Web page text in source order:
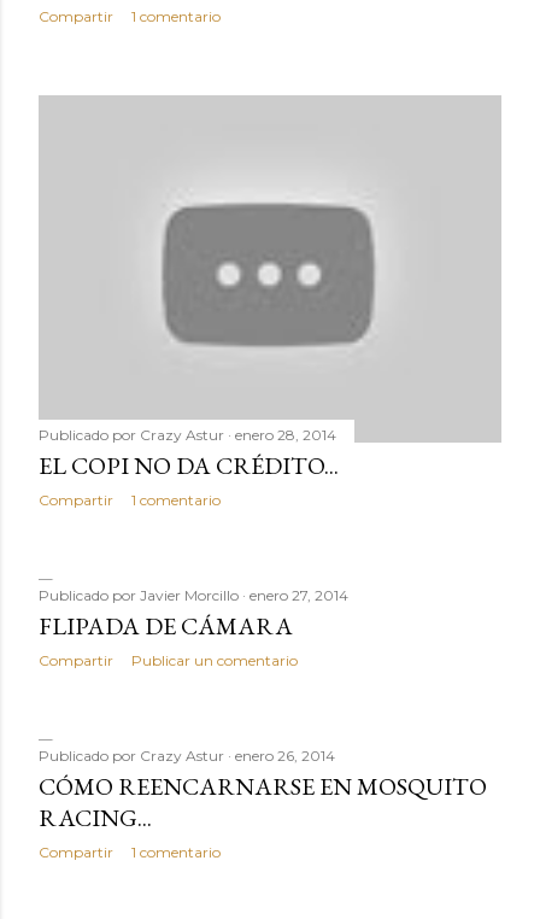
Compartir 1 comentario
Publicado por Crazy Astur enero 28, 2014
EL COPI NO DA CRÉDITO...
Compartir 1 comentario
Publicado por Javier Morcillo enero 27, 2014
FLIPADA DE CÁMARA
Compartir Publicar un comentario
Publicado por Crazy Astur enero 26, 2014
CÓMO REENCARNARSE EN MOSQUITO
RACING...
Compartir 1 comentario